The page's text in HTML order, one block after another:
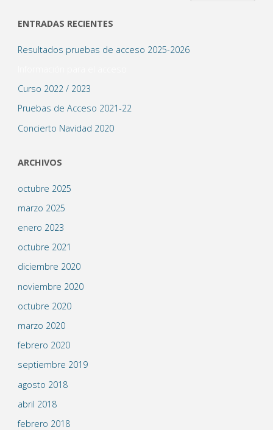
ENTRADAS RECIENTES
Resultados pruebas de acceso 2025-2026
Curso 2022 / 2023
Pruebas de Acceso 2021-22
Concierto Navidad 2020
ARCHIVOS
octubre 2025
marzo 2025
enero 2023
octubre 2021
diciembre 2020
noviembre 2020
octubre 2020
marzo 2020
febrero 2020
septiembre 2019
agosto 2018
abril 2018
febrero 2018